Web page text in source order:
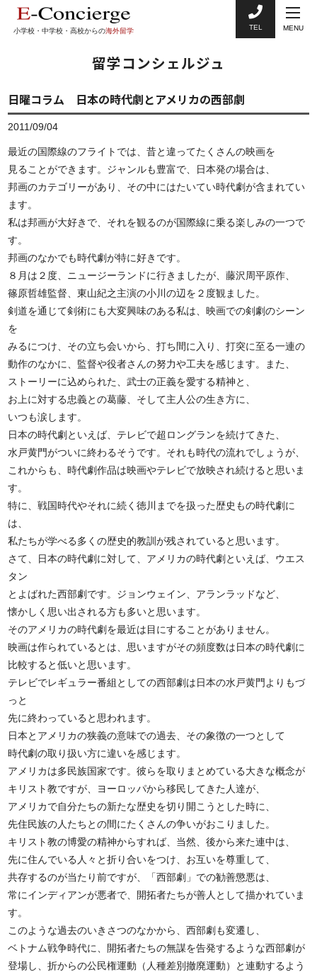
小学校・中学校・高校からの海外留学 TEL MENU
留学コンシェルジュ
日曜コラム 日本の時代劇とアメリカの西部劇
2011/09/04
最近の国際線のフライトでは、昔と違ってたくさんの映画を
見ることができます。ジャンルも豊富で、日本発の場合は、
邦画のカテゴリーがあり、その中にはたいてい時代劇が含まれてい
ます。
私は邦画が大好きで、それを観るのが国際線に乗る楽しみの一つで
す。
邦画のなかでも時代劇が特に好きです。
８月は２度、ニュージーランドに行きましたが、藤沢周平原作、
篠原哲雄監督、東山紀之主演の小川の辺を２度観ました。
剣道を通じて剣術にも大変興味のある私は、映画での剣劇のシーン
を
みるにつけ、その立ち会いから、打ち間に入り、打突に至る一連の
動作のなかに、監督や役者さんの努力や工夫を感じます。また、
ストーリーに込められた、武士の正義を愛する精神と、
お上に対する忠義との葛藤、そして主人公の生き方に、
いつも涙します。
日本の時代劇といえば、テレビで超ロングランを続けてきた、
水戸黄門がついに終わるそうです。それも時代の流れでしょうが、
これからも、時代劇作品は映画やテレビで放映され続けると思いま
す。
特に、戦国時代やそれに続く徳川までを扱った歴史もの時代劇に
は、
私たちが学べる多くの歴史的教訓が残されていると思います。
さて、日本の時代劇に対して、アメリカの時代劇といえば、ウエス
タン
とよばれた西部劇です。ジョンウェイン、アランラッドなど、
懐かしく思い出される方も多いと思います。
そのアメリカの時代劇を最近は目にすることがありません。
映画は作られているとは、思いますがその頻度数は日本の時代劇に
比較すると低いと思います。
テレビでレギュラー番組としての西部劇は日本の水戸黄門よりもづ
っと
先に終わっていると思われます。
日本とアメリカの狭義の意味での過去、その象徴の一つとして
時代劇の取り扱い方に違いを感じます。
アメリカは多民族国家です。彼らを取りまとめている大きな概念が
キリスト教ですが、ヨーロッパから移民してきた人達が、
アメリカで自分たちの新たな歴史を切り開こうとした時に、
先住民族の人たちとの間にたくさんの争いがおこりました。
キリスト教の博愛の精神からすれば、当然、後から来た連中は、
先に住んでいる人々と折り合いをつけ、お互いを尊重して、
共存するのが当たり前ですが、「西部劇」での勧善懲悪は、
常にインディアンが悪者で、開拓者たちが善人として描かれていま
す。
このような過去のいきさつのなかから、西部劇も変遷し、
ベトナム戦争時代に、開拓者たちの無謀を告発するような西部劇が
登場し、折からの公民権運動（人種差別撤廃運動）と連動するよう